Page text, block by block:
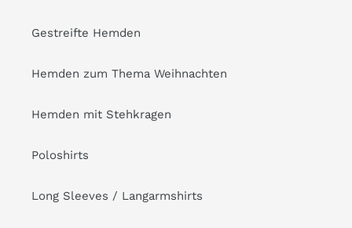
Gestreifte Hemden
Hemden zum Thema Weihnachten
Hemden mit Stehkragen
Poloshirts
Long Sleeves / Langarmshirts